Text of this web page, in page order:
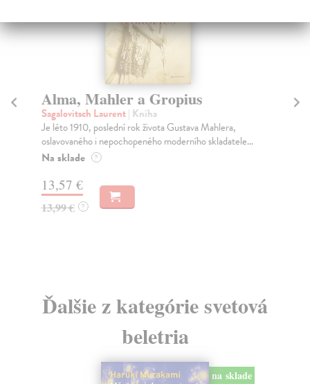
Alma, Mahler a Gropius
Sagalovitsch Laurent| Kniha
Je léto 1910, poslední rok života Gustava Mahlera,
oslavovaného i nepochopeného moderního skladatele...
Na sklade ?
13,57 €
13,99 € ?
Ďalšie z kategórie svetová
beletria
na sklade